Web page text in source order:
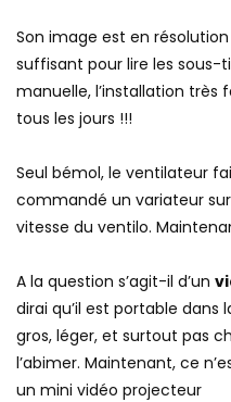
Son image est en
suffisant pour lire les sous-
manuelle, l’installation très
tous les jours !!!
Seul bémol, le ventilateur
commandé un variateur
vitesse du ventilo.
A la question s’agit-il d’un
dirai qu’il est portable dans
gros, léger, et surtout pas
l’abimer. Maintenant, ce
un mini vidéo projecteur